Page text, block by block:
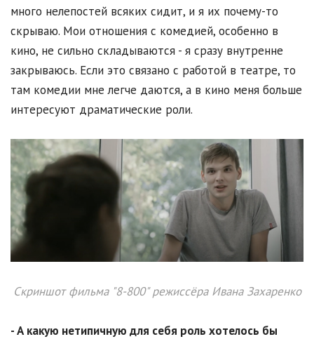
много нелепостей всяких сидит, и я их почему-то
скрываю. Мои отношения с комедией, особенно в
кино, не сильно складываются - я сразу внутренне
закрываюсь. Если это связано с работой в театре, то
там комедии мне легче даются, а в кино меня больше
интересуют драматические роли.
Скриншот фильма "8-800" режиссёра Ивана Захаренко
- А какую нетипичную для себя роль хотелось бы